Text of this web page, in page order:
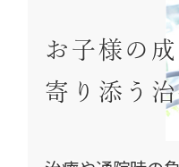
お子様の
寄り添う